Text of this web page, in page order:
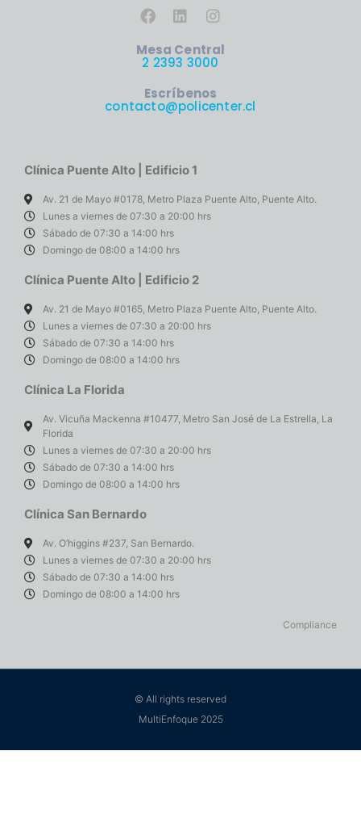
Mesa Central
2 2393 3000
Escríbenos
contacto@policenter.cl
Clínica Puente Alto | Edificio 1
Av. 21 de Mayo #0178, Metro Plaza Puente Alto, Puente Alto.
Lunes a viernes de 07:30 a 20:00 hrs
Sábado de 07:30 a 14:00 hrs
Domingo de 08:00 a 14:00 hrs
Clínica Puente Alto | Edificio 2
Av. 21 de Mayo #0165, Metro Plaza Puente Alto, Puente Alto.
Lunes a viernes de 07:30 a 20:00 hrs
Sábado de 07:30 a 14:00 hrs
Domingo de 08:00 a 14:00 hrs
Clínica La Florida
Av. Vicuña Mackenna #10477, Metro San José de La Estrella, La
Florida
Lunes a viernes de 07:30 a 20:00 hrs
Sábado de 07:30 a 14:00 hrs
Domingo de 08:00 a 14:00 hrs
Clínica San Bernardo
Av. O’higgins #237, San Bernardo.
Lunes a viernes de 07:30 a 20:00 hrs
Sábado de 07:30 a 14:00 hrs
Domingo de 08:00 a 14:00 hrs
Compliance
© All rights reserved
MultiEnfoque 2025